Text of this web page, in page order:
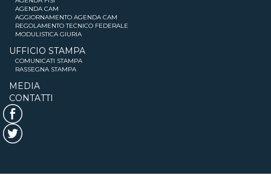
AGENDA CAM
AGGIORNAMENTO AGENDA CAM
REGOLAMENTO TECNICO FEDERALE
MODULISTICA GIURIA
UFFICIO STAMPA
COMUNICATI STAMPA
RASSEGNA STAMPA
MEDIA
CONTATTI